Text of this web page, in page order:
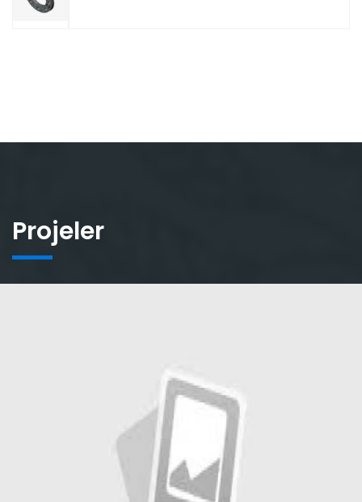
Projeler